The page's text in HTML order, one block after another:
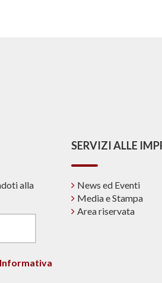
alla
SERVIZI ALLE
News ed Eventi
Media e Stampa
Area riservata